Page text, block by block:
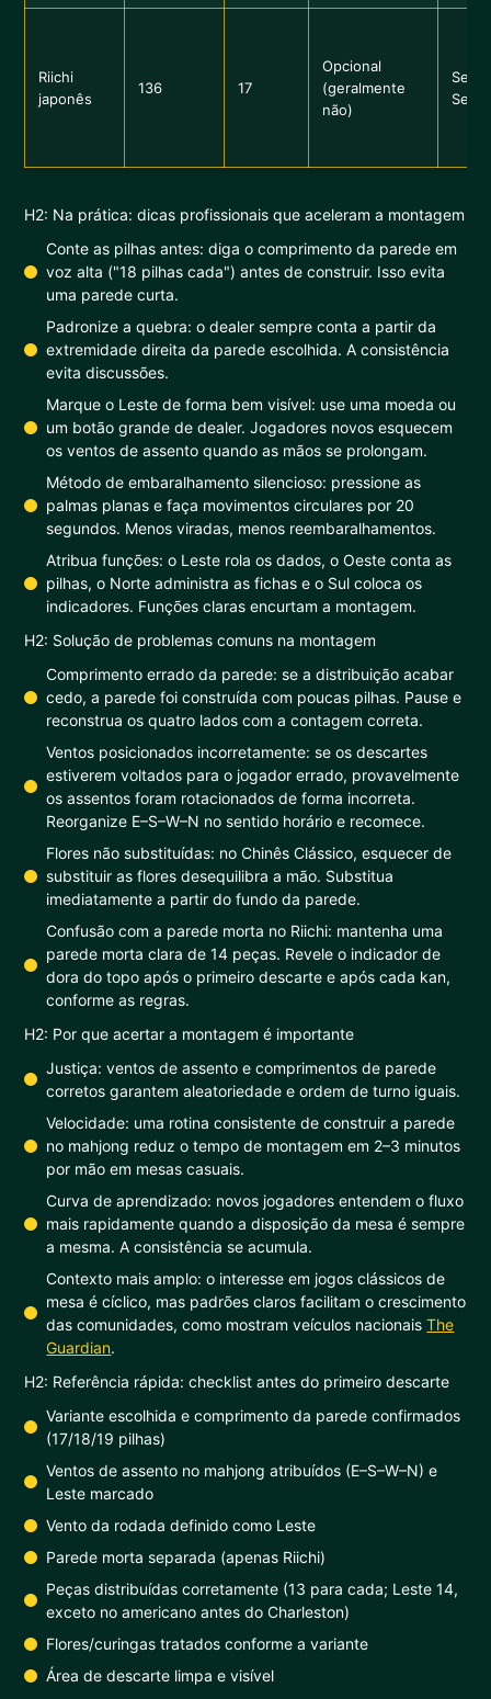
Riichi
japonês
136 17
Opcional
(geralmente
não)
Sem
Sem
H2: Na prática: dicas profissionais que aceleram a montagem
Conte as pilhas antes: diga o comprimento da parede em
voz alta ("18 pilhas cada") antes de construir. Isso evita
uma parede curta.
Padronize a quebra: o dealer sempre conta a partir da
extremidade direita da parede escolhida. A consistência
evita discussões.
Marque o Leste de forma bem visível: use uma moeda ou
um botão grande de dealer. Jogadores novos esquecem
os ventos de assento quando as mãos se prolongam.
Método de embaralhamento silencioso: pressione as
palmas planas e faça movimentos circulares por 20
segundos. Menos viradas, menos reembaralhamentos.
Atribua funções: o Leste rola os dados, o Oeste conta as
pilhas, o Norte administra as fichas e o Sul coloca os
indicadores. Funções claras encurtam a montagem.
H2: Solução de problemas comuns na montagem
Comprimento errado da parede: se a distribuição acabar
cedo, a parede foi construída com poucas pilhas. Pause e
reconstrua os quatro lados com a contagem correta.
Ventos posicionados incorretamente: se os descartes
estiverem voltados para o jogador errado, provavelmente
os assentos foram rotacionados de forma incorreta.
Reorganize E–S–W–N no sentido horário e recomece.
Flores não substituídas: no Chinês Clássico, esquecer de
substituir as flores desequilibra a mão. Substitua
imediatamente a partir do fundo da parede.
Confusão com a parede morta no Riichi: mantenha uma
parede morta clara de 14 peças. Revele o indicador de
dora do topo após o primeiro descarte e após cada kan,
conforme as regras.
H2: Por que acertar a montagem é importante
Justiça: ventos de assento e comprimentos de parede
corretos garantem aleatoriedade e ordem de turno iguais.
Velocidade: uma rotina consistente de construir a parede
no mahjong reduz o tempo de montagem em 2–3 minutos
por mão em mesas casuais.
Curva de aprendizado: novos jogadores entendem o fluxo
mais rapidamente quando a disposição da mesa é sempre
a mesma. A consistência se acumula.
Contexto mais amplo: o interesse em jogos clássicos de
mesa é cíclico, mas padrões claros facilitam o crescimento
das comunidades, como mostram veículos nacionaisThe
Guardian.
H2: Referência rápida: checklist antes do primeiro descarte
Variante escolhida e comprimento da parede confirmados
(17/18/19 pilhas)
Ventos de assento no mahjong atribuídos (E–S–W–N) e
Leste marcado
Vento da rodada definido como Leste
Parede morta separada (apenas Riichi)
Peças distribuídas corretamente (13 para cada; Leste 14,
exceto no americano antes do Charleston)
Flores/curingas tratados conforme a variante
Área de descarte limpa e visível